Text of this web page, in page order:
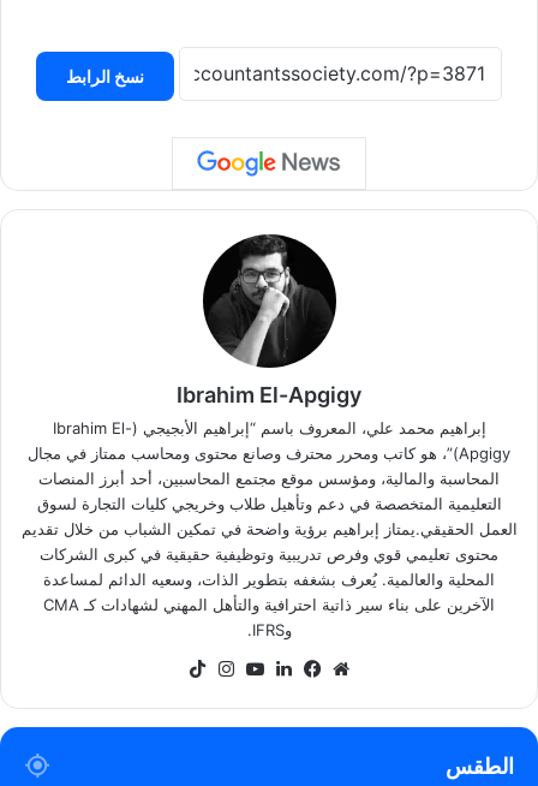
نسخ الرابط
Ibrahim El-Apgigy
إبراهيم محمد علي، المعروف باسم “إبراهيم الأبجيجي (Ibrahim El-
Apgigy)”، هو كاتب ومحرر محترف وصانع محتوى ومحاسب ممتاز في مجال
المحاسبة والمالية، ومؤسس موقع مجتمع المحاسبين، أحد أبرز المنصات
التعليمية المتخصصة في دعم وتأهيل طلاب وخريجي كليات التجارة لسوق
العمل الحقيقي.يمتاز إبراهيم برؤية واضحة في تمكين الشباب من خلال تقديم
محتوى تعليمي قوي وفرص تدريبية وتوظيفية حقيقية في كبرى الشركات
المحلية والعالمية. يُعرف بشغفه بتطوير الذات، وسعيه الدائم لمساعدة
الآخرين على بناء سير ذاتية احترافية والتأهل المهني لشهادات كـ CMA
وIFRS.
موقعفيسبوكلينكدإن‫YouTube
انستقرام
الطقس